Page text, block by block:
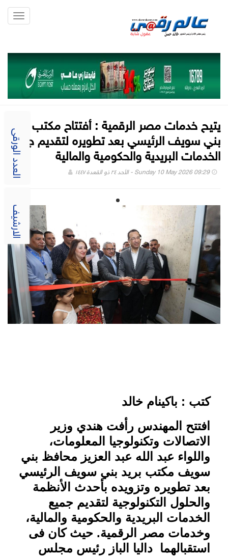
العدد الورقى
الارشيف
يتيح خدمات مصر الرقمية : أفتتاح مكتب بريد
بني سويف الرئيسي بعد تطويره لتقديم جميع
الخدمات البريدية والحكومية والمالية
Sunday 10 May 2026 09:29 - الأحد ٢٤ ذو القعدة ١٤٤٧
كتب : باكينام خالد
افتتح المهندس رأفت هندي وزير
الاتصالات وتكنولوجيا المعلومات،
واللواء عبد الله عبد العزيز محافظ بني
سويف مكتب بريد بني سويف الرئيسي
بعد تطويره وتزويده بأحدث الأنظمة
والحلول التكنولوجية لتقديم جميع
الخدمات البريدية والحكومية والمالية،
وخدمات مصر الرقمية. حيث كان فى
استقبالهما داليا الباز رئيس مجلس